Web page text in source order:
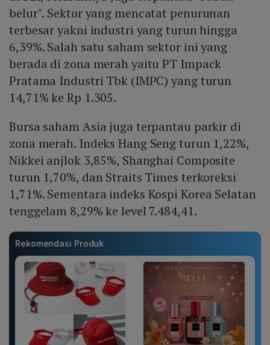
belur". Sektor yang mencatat penurunan
terbesar yakni industri yang turun hingga
6,39%. Salah satu saham sektor ini yang
berada di zona merah yaitu PT Impack
Pratama Industri Tbk (IMPC) yang turun
14,71% ke Rp 1.305.
Bursa saham Asia juga terpantau parkir di
zona merah. Indeks Hang Seng turun 1,22%,
Nikkei anjlok 3,85%, Shanghai Composite
turun 1,70%, dan Straits Times terkoreksi
1,71%. Sementara indeks Kospi Korea Selatan
tenggelam 8,29% ke level 7.484,41.
Rekomendasi Produk